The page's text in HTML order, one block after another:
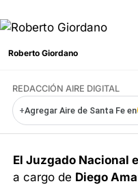
Roberto Giordano
REDACCIÓN AIRE DIGITAL
+Agregar Aire de Santa Fe en
El Juzgado Nacional
a cargo de Diego